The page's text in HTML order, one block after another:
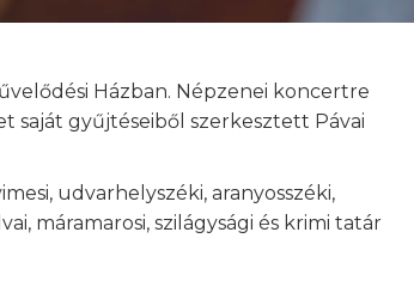
Házban. Népzenei koncertre
saját gyűjtéseiből szerkesztett Pávai
udvarhelyszéki, aranyosszéki,
máramarosi, szilágysági és krimi tatár